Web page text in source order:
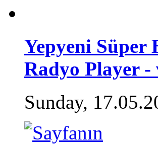
Yepyeni Süper
Radyo Player -
Sunday,